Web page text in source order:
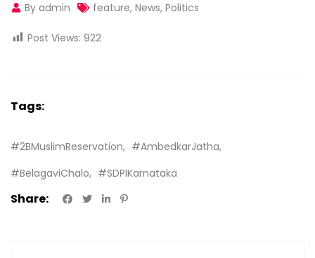
By admin feature, News, Politics
Post Views: 922
Tags:
#2BMuslimReservation
#AmbedkarJatha
#BelagaviChalo
#SDPIKarnataka
Share: